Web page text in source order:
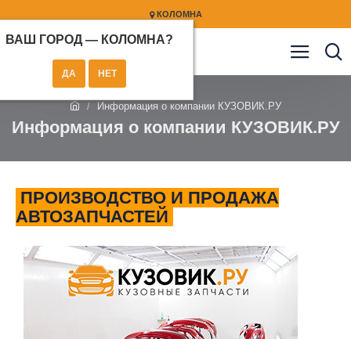
КОЛОМНА
ВАШ ГОРОД — КОЛОМНА?
Информация о компании КУЗОВИК.РУ
Информация о компании КУЗОВИК.РУ
ПРОИЗВОДСТВО И ПРОДАЖА
АВТОЗАПЧАСТЕЙ